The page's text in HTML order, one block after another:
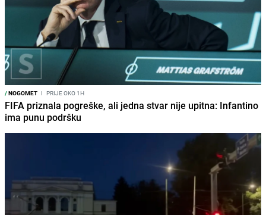
/NOGOMET I PRIJE OKO 1H
FIFA priznala pogreške, ali jedna stvar nije upitna: Infantino
ima punu podršku